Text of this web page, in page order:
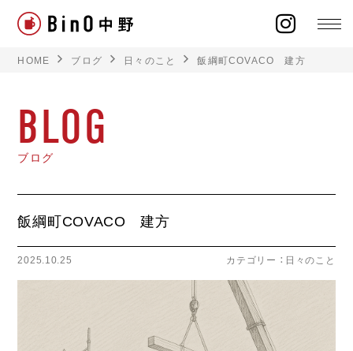
ラインナップ
施工事例
オーナー様の声
HOME ブログ 日々のこと 飯綱町COVACO 建方
BLOG
ブログ
飯綱町COVACO 建方
2025.10.25 カテゴリー ： 日々のこと